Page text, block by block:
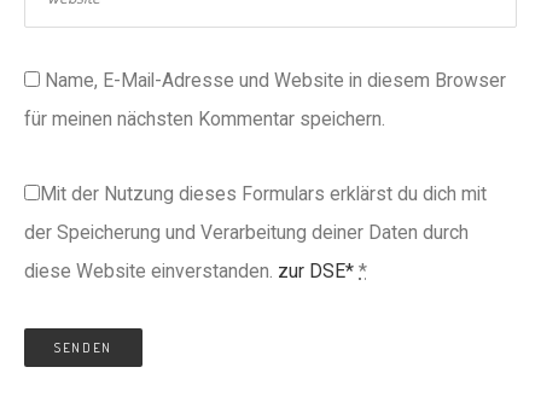
Name, E-Mail-Adresse und Website in diesem Browser
für meinen nächsten Kommentar speichern.
Mit der Nutzung dieses Formulars erklärst du dich mit
der Speicherung und Verarbeitung deiner Daten durch
diese Website einverstanden. zur DSE* *